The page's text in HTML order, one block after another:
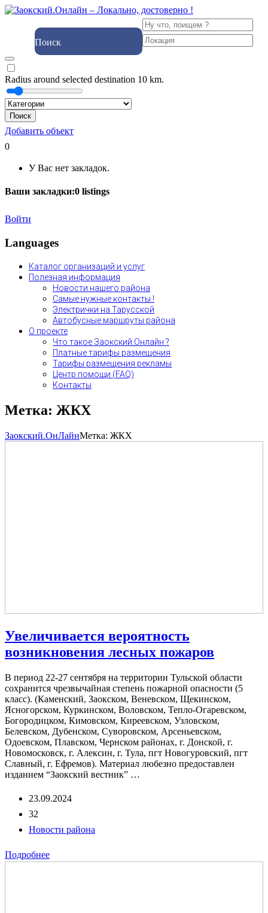
Поиск
Radius around selected destination 10 km.
Поиск
Добавить объект
0
У Вас нет закладок.
Ваши закладки:0 listings
Войти
Languages
Каталог организаций и услуг
Полезная информация
Новости нашего района
Самые нужные контакты !
Электрички на Тарусской
Автобусные маршруты района
О проекте
Что такое Заокский.Онлайн ?
Платные тарифы размещения
Тарифы размещения рекламы
Центр помощи (FAQ)
Контакты
Метка: ЖКХ
Заокский.ОнЛайнМетка: ЖКХ
Увеличивается вероятность
возникновения лесных пожаров
В период 22-27 сентября на территории Тульской области
сохранится чрезвычайная степень пожарной опасности (5
класс). (Каменский, Заокском, Веневском, Щекинском,
Ясногорском, Куркинском, Воловском, Тепло-Огаревском,
Богородицком, Кимовском, Киреевском, Узловском,
Белевском, Дубенском, Суворовском, Арсеньевском,
Одоевском, Плавском, Чернском районах, г. Донской, г.
Новомосковск, г. Алексин, г. Тула, пгт Новогуровский, пгт
Славный, г. Ефремов). Материал любезно предоставлен
изданием “Заокский вестник” …
23.09.2024
32
Новости района
Подробнее